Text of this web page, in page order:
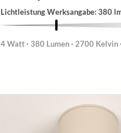
Lichtleistung Werksangabe: 380
4 Watt · 380 Lumen · 2700 Kelvin